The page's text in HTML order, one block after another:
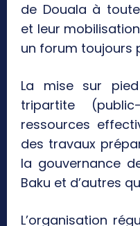
de Douala à
et leur
un forum toujours
La mise sur
tripartite
ressources
des travaux
la gouvernance
Baku et d’autres
L’organisation